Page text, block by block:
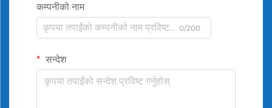
कम्पनीको नाम
0/200
सन्देश